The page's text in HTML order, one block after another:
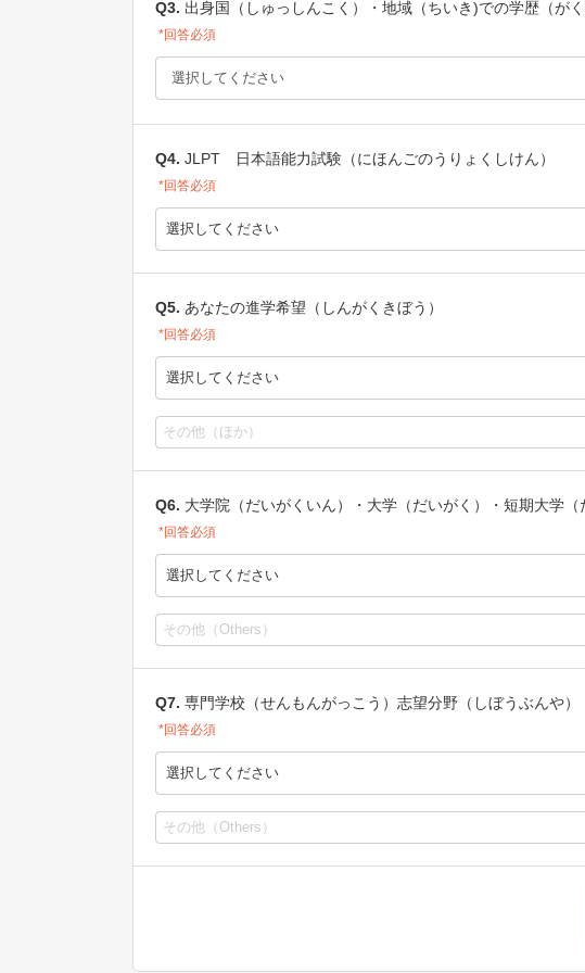
Q3. 出身国（しゅっしんこく）・地域（ちいき)での学歴（がく
*回答必須
Q4. JLPT 日本語能力試験（にほんごのうりょくしけん）
*回答必須
選択してください
Q5. あなたの進学希望（しんがくきぼう）
*回答必須
選択してください
Q6. 大学院（だいがくいん）・大学（だいがく）・短期大学
*回答必須
選択してください
Q7. 専門学校（せんもんがっこう）志望分野（しぼうぶんや）
*回答必須
選択してください